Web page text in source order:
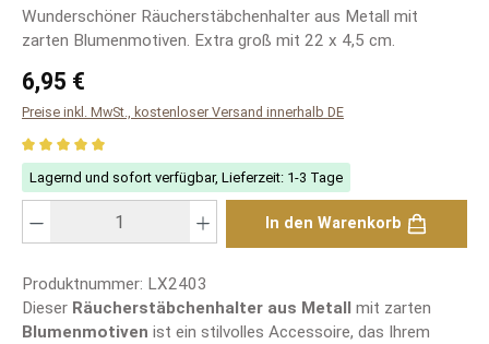
Wunderschöner Räucherstäbchenhalter aus Metall mit
zarten Blumenmotiven. Extra groß mit 22 x 4,5 cm.
Regulärer Preis:
6,95 €
Preise inkl. MwSt., kostenloser Versand innerhalb DE
Durchschnittliche Bewertung von 5 von 5 Sternen
Lagernd und sofort verfügbar, Lieferzeit: 1-3 Tage
In den Warenkorb
Produktnummer: LX2403
Dieser Räucherstäbchenhalter aus Metall
mit zarten
Blumenmotiven ist ein stilvolles Accessoire, das Ihrem